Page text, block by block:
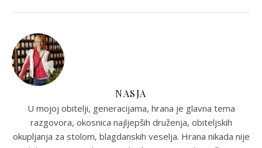
NASJA
U mojoj obitelji, generacijama, hrana je glavna tema
razgovora, okosnica najljepših druženja, obiteljskih
okupljanja za stolom, blagdanskih veselja. Hrana nikada nije